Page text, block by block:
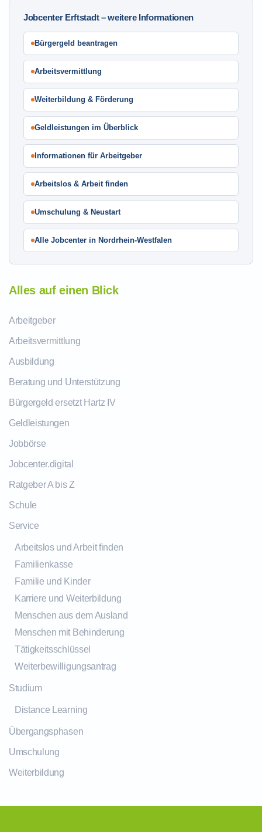
Jobcenter Erftstadt – weitere Informationen
Bürgergeld beantragen
Arbeitsvermittlung
Weiterbildung & Förderung
Geldleistungen im Überblick
Informationen für Arbeitgeber
Arbeitslos & Arbeit finden
Umschulung & Neustart
Alle Jobcenter in Nordrhein-Westfalen
Alles auf einen Blick
Arbeitgeber
Arbeitsvermittlung
Ausbildung
Beratung und Unterstützung
Bürgergeld ersetzt Hartz IV
Geldleistungen
Jobbörse
Jobcenter.digital
Ratgeber A bis Z
Schule
Service
Arbeitslos und Arbeit finden
Familienkasse
Familie und Kinder
Karriere und Weiterbildung
Menschen aus dem Ausland
Menschen mit Behinderung
Tätigkeitsschlüssel
Weiterbewilligungsantrag
Studium
Distance Learning
Übergangsphasen
Umschulung
Weiterbildung